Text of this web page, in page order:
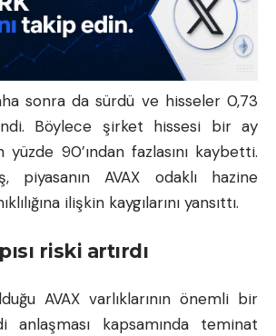
sonra da sürdü ve hisseler 0,73
Böylece şirket hissesi bir ay
90’ından fazlasını kaybetti.
piyasanın AVAX odaklı hazine
ilişkin kaygılarını yansıttı.
riski artırdı
AVAX varlıklarının önemli bir
anlaşması kapsamında teminat